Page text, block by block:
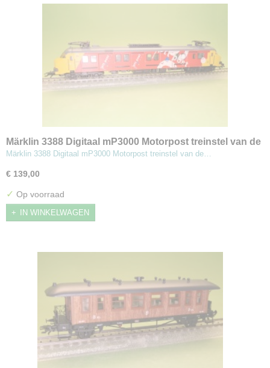
Märklin 3388 Digitaal mP3000 Motorpost treinstel van de
NS PTT
Märklin 3388 Digitaal mP3000 Motorpost treinstel van de…
€ 139,00
✓ Op voorraad
IN WINKELWAGEN